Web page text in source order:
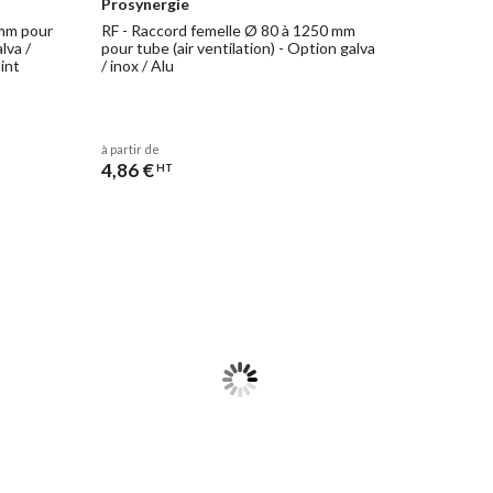
trou, ou des rails de supportage. Prosynergie propose
pour
/
Prosynergie
RF - Raccord femelle Ø 80 à 1250 mm
pour tube (air ventilation) - Option galva
/ inox / Alu
à partir de
4,86 €HT